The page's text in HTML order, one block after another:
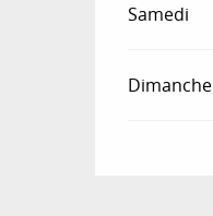
Samedi
Dimanche